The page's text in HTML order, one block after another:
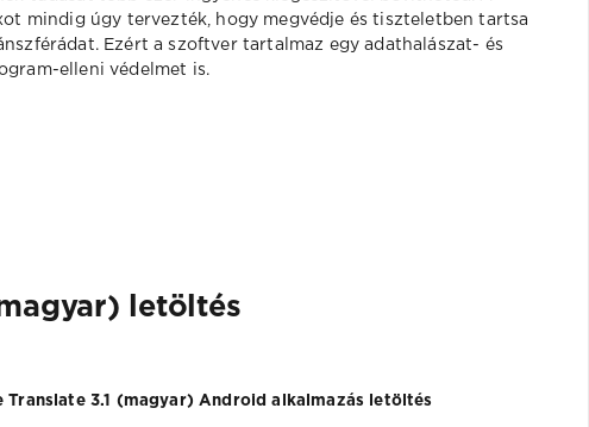
mindig úgy tervezték, hogy megvédje és tiszteletben tartsa
Ezért a szoftver tartalmaz egy adathalászat- és
elleni védelmet is.
letöltés
Translate 3.1 (magyar) Android alkalmazás letöltés